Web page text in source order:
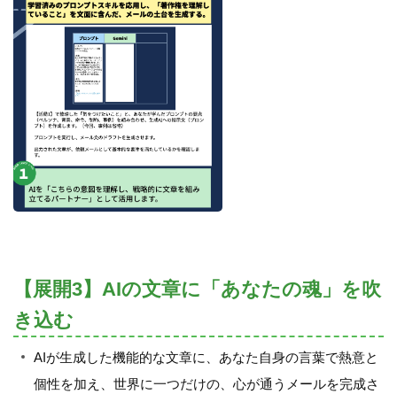
【展開3】AIの文章に「あなたの魂」を吹
き込む
AIが生成した機能的な文章に、あなた自身の言葉で熱意と
個性を加え、世界に一つだけの、心が通うメールを完成さ